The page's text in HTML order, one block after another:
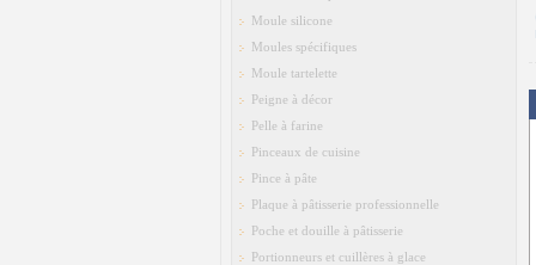
Moule silicone
Moules spécifiques
Moule tartelette
Peigne à décor
Pelle à farine
Pinceaux de cuisine
Pince à pâte
Plaque à pâtisserie professionnelle
Poche et douille à pâtisserie
Portionneurs et cuillères à glace